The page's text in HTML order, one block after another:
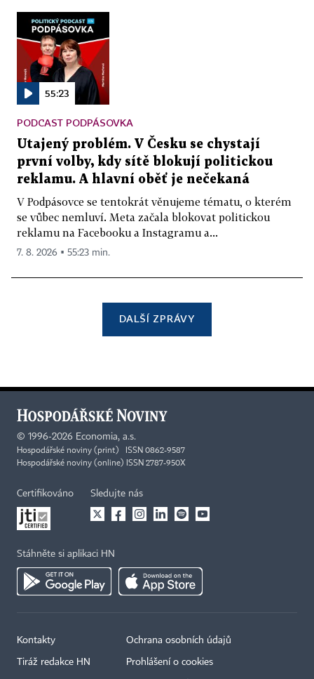
55:23
PODCAST PODPÁSOVKA
Utajený problém. V Česku se chystají
první volby, kdy sítě blokují politickou
reklamu. A hlavní oběť je nečekaná
V Podpásovce se tentokrát věnujeme tématu, o kterém
se vůbec nemluví. Meta začala blokovat politickou
reklamu na Facebooku a Instagramu a...
7. 8. 2026 ▪ 55:23 min.
DALŠÍ ZPRÁVY
© 1996-2026 Economia, a.s.
Hospodářské noviny (print) ISSN 0862-9587
Hospodářské noviny (online) ISSN 2787-950X
Certifikováno Sledujte nás
Stáhněte si aplikaci HN
Kontakty
Tiráž redakce HN
Ochrana osobních údajů
Prohlášení o cookies